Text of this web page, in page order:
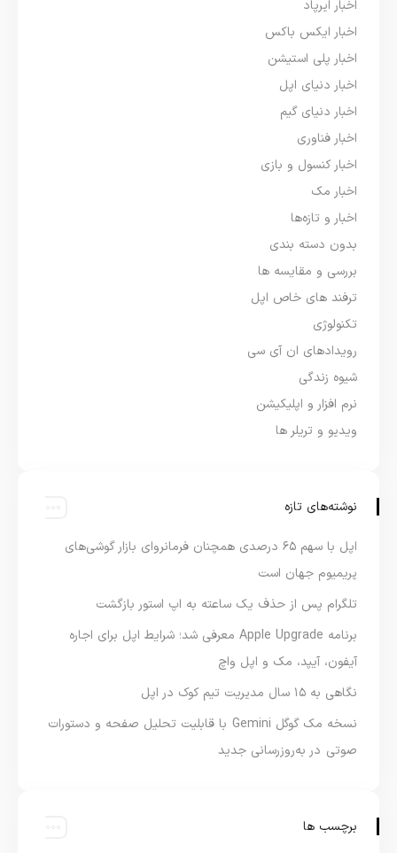
اخبار ایرپاد
اخبار ایکس باکس
اخبار پلی استیشن
اخبار دنیای اپل
اخبار دنیای گیم
اخبار فناوری
اخبار کنسول و بازی
اخبار مک
اخبار و تازه‌ها
بدون دسته بندی
بررسی و مقایسه ها
ترفند های خاص اپل
تکنولوژی
رویدادهای ان آی سی
شیوه زندگی
نرم افزار و اپلیکیشن
ویدیو و تریلر ها
نوشته‌های تازه
اپل با سهم ۶۵ درصدی همچنان فرمانروای بازار گوشی‌های
پریمیوم جهان است
تلگرام پس از حذف یک ساعته به اپ استور بازگشت
برنامه Apple Upgrade معرفی شد؛ شرایط اپل برای اجاره
آیفون، آیپد، مک و اپل واچ
نگاهی به ۱۵ سال مدیریت تیم کوک در اپل
نسخه مک گوگل Gemini با قابلیت تحلیل صفحه و دستورات
صوتی در به‌روزرسانی جدید
برچسب ها